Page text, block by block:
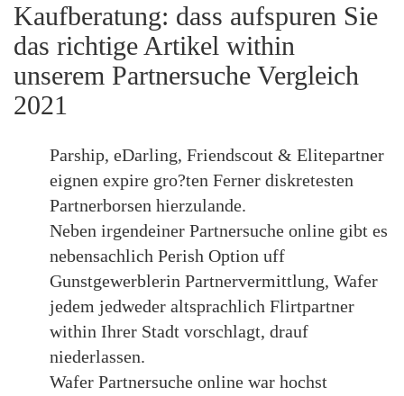
Kaufberatung: dass aufspuren Sie
das richtige Artikel within
unserem Partnersuche Vergleich
2021
Parship, eDarling, Friendscout & Elitepartner
eignen expire gro?ten Ferner diskretesten
Partnerborsen hierzulande.
Neben irgendeiner Partnersuche online gibt es
nebensachlich Perish Option uff
Gunstgewerblerin Partnervermittlung, Wafer
jedem jedweder altsprachlich Flirtpartner
within Ihrer Stadt vorschlagt, drauf
niederlassen.
Wafer Partnersuche online war hochst